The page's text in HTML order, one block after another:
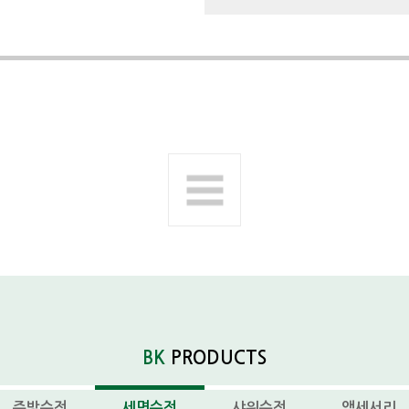
BK PRODUCTS